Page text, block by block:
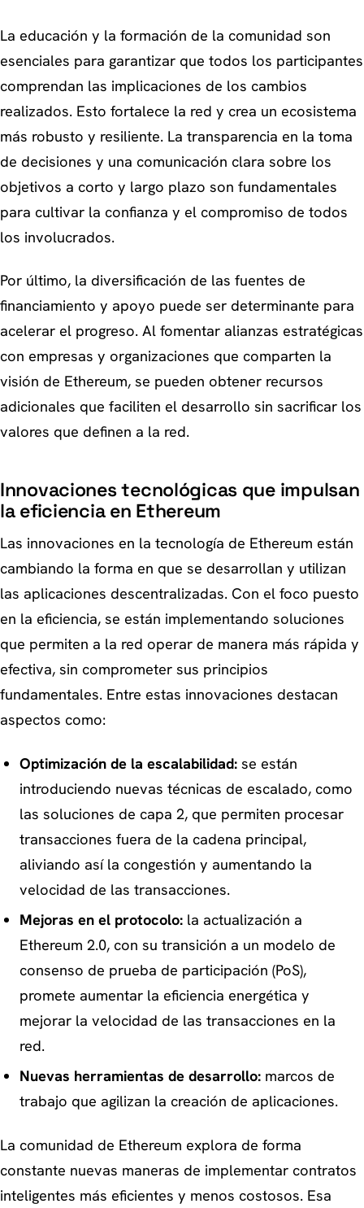
La educación y la formación de la comunidad son
esenciales para garantizar que todos los participantes
comprendan las implicaciones de los cambios
realizados. Esto fortalece la red y crea un ecosistema
más robusto y resiliente. La transparencia en la toma
de decisiones y una comunicación clara sobre los
objetivos a corto y largo plazo son fundamentales
para cultivar la confianza y el compromiso de todos
los involucrados.
Por último, la diversificación de las fuentes de
financiamiento y apoyo puede ser determinante para
acelerar el progreso. Al fomentar alianzas estratégicas
con empresas y organizaciones que comparten la
visión de Ethereum, se pueden obtener recursos
adicionales que faciliten el desarrollo sin sacrificar los
valores que definen a la red.
Innovaciones tecnológicas que impulsan
la eficiencia en Ethereum
Las innovaciones en la tecnología de Ethereum están
cambiando la forma en que se desarrollan y utilizan
las aplicaciones descentralizadas. Con el foco puesto
en la eficiencia, se están implementando soluciones
que permiten a la red operar de manera más rápida y
efectiva, sin comprometer sus principios
fundamentales. Entre estas innovaciones destacan
aspectos como:
Optimización de la escalabilidad:se están
introduciendo nuevas técnicas de escalado, como
las soluciones de capa 2, que permiten procesar
transacciones fuera de la cadena principal,
aliviando así la congestión y aumentando la
velocidad de las transacciones.
Mejoras en el protocolo:la actualización a
Ethereum 2.0, con su transición a un modelo de
consenso de prueba de participación (PoS),
promete aumentar la eficiencia energética y
mejorar la velocidad de las transacciones en la
red.
Nuevas herramientas de desarrollo:marcos de
trabajo que agilizan la creación de aplicaciones.
La comunidad de Ethereum explora de forma
constante nuevas maneras de implementar contratos
inteligentes más eficientes y menos costosos. Esa